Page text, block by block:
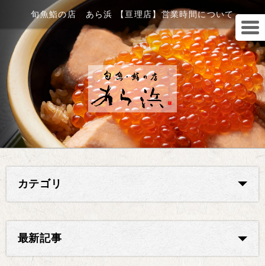
旬魚鮨の店 あら浜 【亘理店】営業時間について
カテゴリ
最新記事